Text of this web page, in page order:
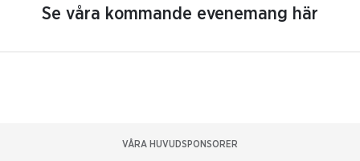
Se våra kommande evenemang här
VÅRA HUVUDSPONSORER